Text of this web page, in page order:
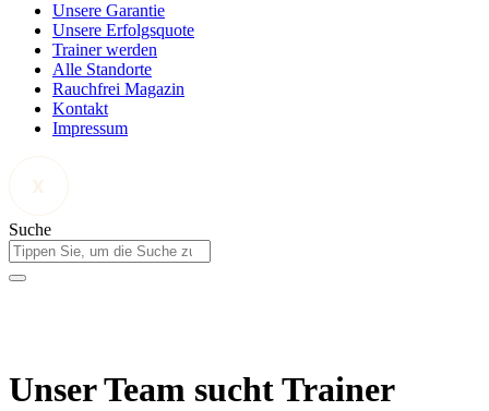
Unsere Garantie
Unsere Erfolgsquote
Trainer werden
Alle Standorte
Rauchfrei Magazin
Kontakt
Impressum
Suche
Unser Team sucht Trainer